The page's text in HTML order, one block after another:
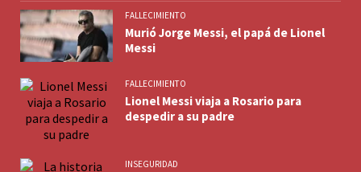
FALLECIMIENTO
Murió Jorge Messi, el papá de Lionel
Messi
FALLECIMIENTO
Lionel Messi viaja a Rosario para
despedir a su padre
INSEGURIDAD